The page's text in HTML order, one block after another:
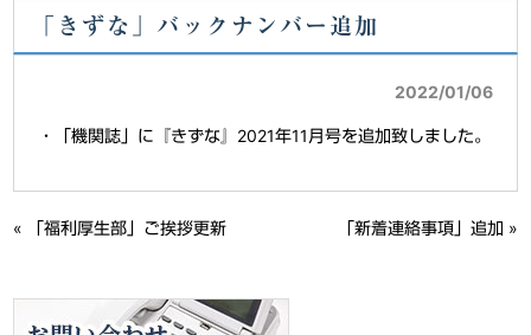
「きずな」バックナンバー追加
2022/01/06
・「機関誌」に『きずな』2021年11月号を追加致しました。
« 「福利厚生部」ご挨拶更新 「新着連絡事項」追加 »